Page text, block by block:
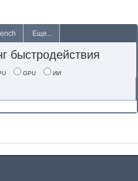
Еще...
быстродействия
GPU ИИ